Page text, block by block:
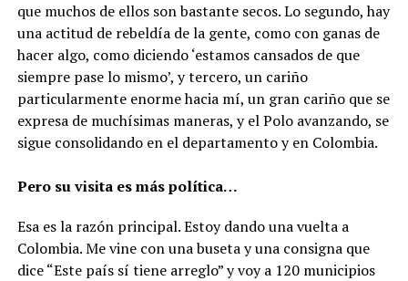
que muchos de ellos son bastante secos. Lo segundo, hay
una actitud de rebeldía de la gente, como con ganas de
hacer algo, como diciendo ‘estamos cansados de que
siempre pase lo mismo’, y tercero, un cariño
particularmente enorme hacia mí, un gran cariño que se
expresa de muchísimas maneras, y el Polo avanzando, se
sigue consolidando en el departamento y en Colombia.
Pero su visita es más política…
Esa es la razón principal. Estoy dando una vuelta a
Colombia. Me vine con una buseta y una consigna que
dice “Este país sí tiene arreglo” y voy a 120 municipios